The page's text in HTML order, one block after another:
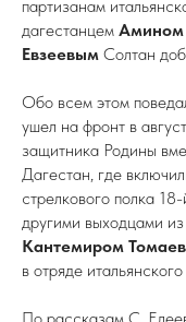
партизанам
дагестанцем
Евзеевым Солтан
Обо всем этом
ушел на фронт в
защитника Родины
Дагестан, где
стрелкового полка
другими выходцами
Кантемиром
в отряде